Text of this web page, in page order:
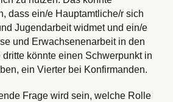
dass ein/e Hauptamtliche/r sich
Jugendarbeit widmet und ein/e
und Erwachsenenarbeit in den
könnte einen Schwerpunkt in
ein Vierter bei Konfirmanden.
Frage wird sein, welche Rolle